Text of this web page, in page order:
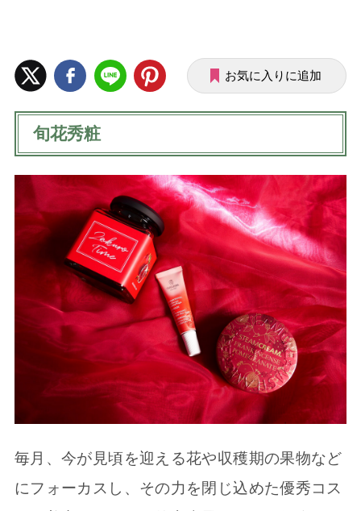
お気に入りに追加
旬花秀粧
毎月、今が見頃を迎える花や収穫期の果物など
にフォーカスし、その力を閉じ込めた優秀コス